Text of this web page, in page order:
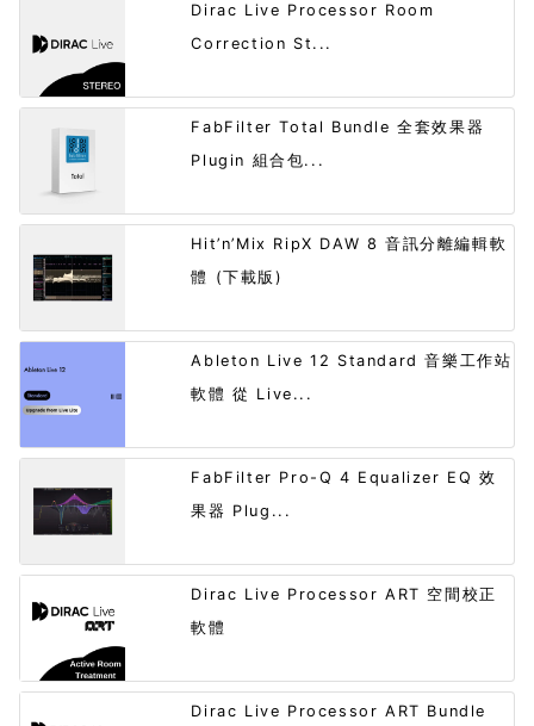
Dirac Live Processor Room
Correction St...
FabFilter Total Bundle 全套效果器
Plugin 組合包...
Hit’n’Mix RipX DAW 8 音訊分離編輯軟
體 (下載版)
Ableton Live 12 Standard 音樂工作站
軟體 從 Live...
FabFilter Pro-Q 4 Equalizer EQ 效
果器 Plug...
Dirac Live Processor ART 空間校正
軟體
Dirac Live Processor ART Bundle